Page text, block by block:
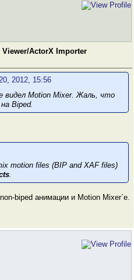
Viewer/ActorX Importer
2012, 15:56
видел Motion Mixer. Жаль, что
Biped.
motion files (BIP and XAF files)
.
biped анимации и Motion Mixer`е.